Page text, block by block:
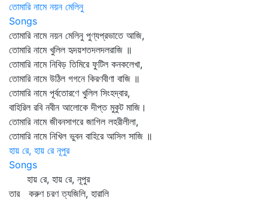
তোমারি নামে নয়ন মেলিনু
Songs
তোমারি নামে নয়ন মেলিনু পুণ্যপ্রভাতে আজি,
তোমারি নামে খুলিল হৃদয়শতদলদলরাজি ॥
তোমারি নামে নিবিড় তিমিরে ফুটিল কনকলেখা,
তোমারি নামে উঠিল গগনে কিরণবীণা বাজি ॥
তোমারি নামে পূর্বতোরণে খুলিল সিংহদ্বার,
বাহিরিল রবি নবীন আলোকে দীপ্ত মুকুট মাজি।
তোমারি নামে জীবনসাগরে জাগিল লহরীলীলা,
তোমারি নামে নিখিল ভুবন বাহিরে আসিল সাজি ॥
হায় রে, হায় রে নূপুর
Songs
হায় রে, হায় রে, নূপুর
তার করুণ চরণ ত্যজিলি, হারালি